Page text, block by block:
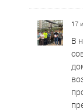
17
В